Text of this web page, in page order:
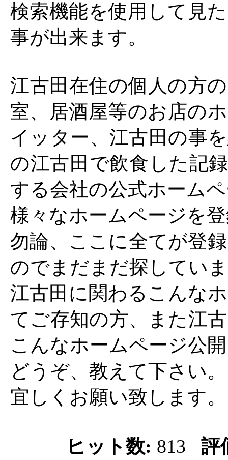
検索機能を使用して見
事が出来ます。
江古田在住の個人の方
室、居酒屋等のお店の
イッター、江古田の事
の江古田で飲食した記
する会社の公式ホーム
様々なホームページを
勿論、ここに全てが登
のでまだまだ探してい
江古田に関わるこんな
てご存知の方、また江
こんなホームページ公
どうぞ、教えて下さい。
宜しくお願い致します。
ヒット数: 813 評